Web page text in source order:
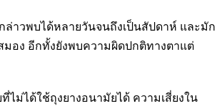
าวพบได้หลายวันจนถึงเป็นสัปดาห์ และมัก
มอง อีกทั้งยังพบความผิดปกติทางตาแต่
ไม่ได้ใช้ถุงยางอนามัยได้ ความเสี่ยงใน